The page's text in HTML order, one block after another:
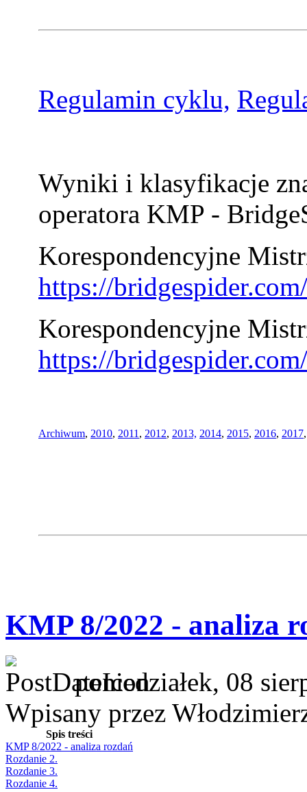
Regulamin cyklu,
Wyniki i klasyfikacje
operatora KMP -
Korespondencyjne
https://
Korespondencyjne
https://
Archiwum, 2010, 2011 , 2012, 2013, 2014, 2015, 2016, 2017
KMP 8/2022 - analiza
poniedziałek, 08
Wpisany przez
Spis treści
KMP 8/2022 - analiza rozdań
Rozdanie 2.
Rozdanie 3.
Rozdanie 4.